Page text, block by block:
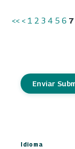
<< < 1 2 3 4 5 6 7
Enviar
Idioma